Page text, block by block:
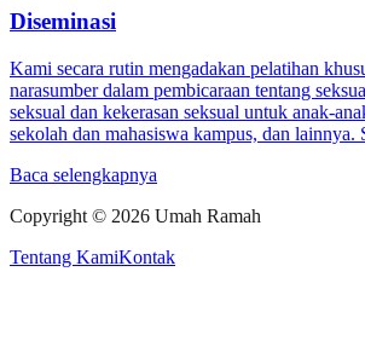
Diseminasi
Kami secara rutin mengadakan pelatihan
narasumber dalam pembicaraan tentang
seksual dan kekerasan seksual untuk anak-
sekolah dan mahasiswa kampus, dan
Baca selengkapnya
Copyright © 2026 Umah Ramah
Tentang KamiKontak